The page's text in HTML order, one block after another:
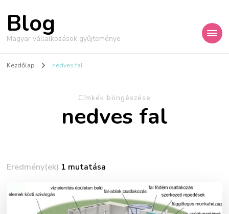
Blog
Magyar vállalkozások gyűjteménye
Kezdőlap nedves fal
Címkék böngészése
nedves fal
Eredmény(ek) 1 mutatása